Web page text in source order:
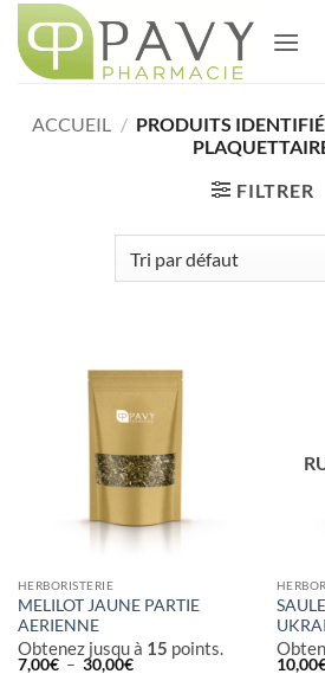
au
contenu
ACCUEIL / PRODUITS
FILTRER
HERBORISTERIE
MELILOT JAUNE PARTIE
AERIENNE
Obtenez jusqu à 15 points.
7,00€ – 30,00€Plage
10,00